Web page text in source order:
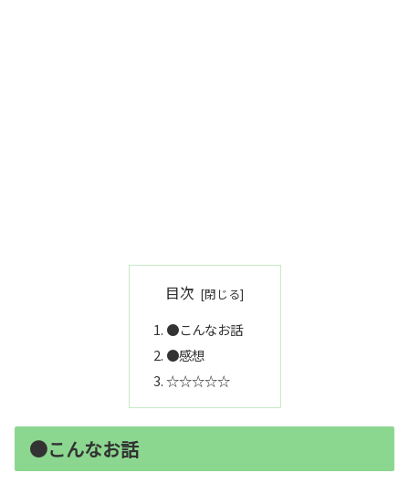
目次
●こんなお話
●感想
☆☆☆☆☆
●こんなお話